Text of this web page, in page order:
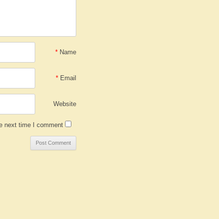
Name
*
Email
*
Website
next time I comment.